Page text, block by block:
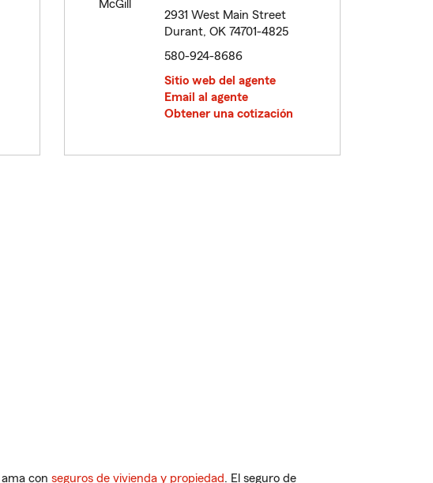
2931 West Main Street
Durant, OK 74701-4825
580-924-8686
Sitio web del agente
Email al agente
Obtener una cotización
con seguros de vivienda y propiedad. El seguro de